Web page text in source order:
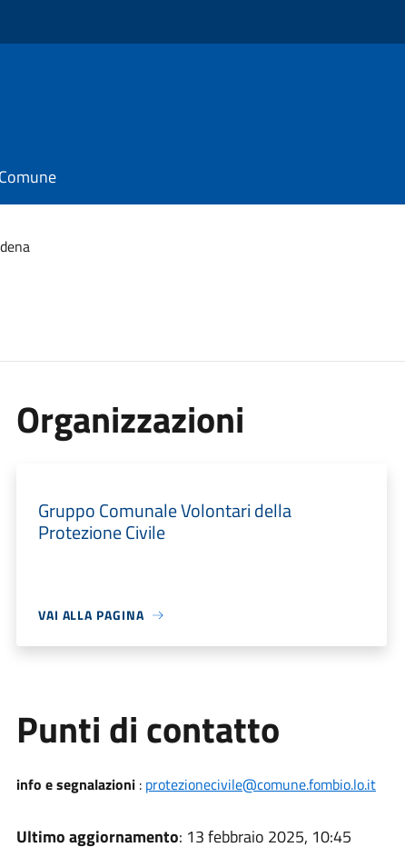
Organizzazioni
Gruppo Comunale Volontari della
Protezione Civile
VAI ALLA PAGINA
Punti di contatto
info e segnalazioni: protezionecivile@comune.fombio.lo.it
Ultimo aggiornamento: 13 febbraio 2025, 10:45